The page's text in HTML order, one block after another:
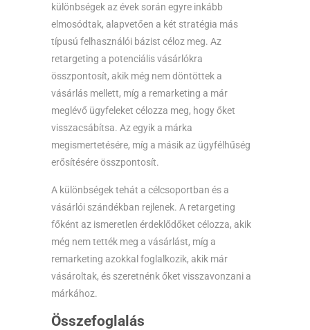
különbségek az évek során egyre inkább
elmosódtak, alapvetően a két stratégia más
típusú felhasználói bázist céloz meg. Az
retargeting a potenciális vásárlókra
összpontosít, akik még nem döntöttek a
vásárlás mellett, míg a remarketing a már
meglévő ügyfeleket célozza meg, hogy őket
visszacsábítsa. Az egyik a márka
megismertetésére, míg a másik az ügyfélhűség
erősítésére összpontosít.
A különbségek tehát a célcsoportban és a
vásárlói szándékban rejlenek. A retargeting
főként az ismeretlen érdeklődőket célozza, akik
még nem tették meg a vásárlást, míg a
remarketing azokkal foglalkozik, akik már
vásároltak, és szeretnénk őket visszavonzani a
márkához.
Összefoglalás